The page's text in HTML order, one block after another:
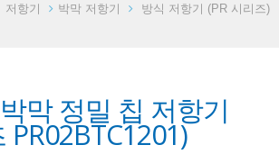
저항기 박막 저항기 방식 저항기 (PR 시리즈)
막 정밀 칩 저항기
PR02BTC1201)